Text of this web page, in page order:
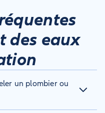
des eaux
un plombier ou